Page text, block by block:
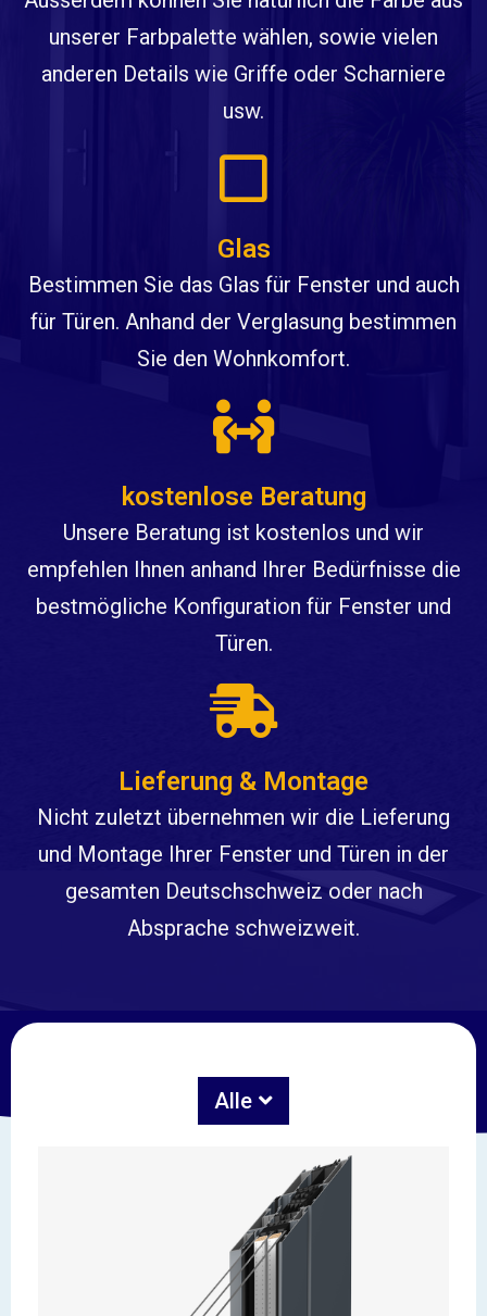
unserer Farbpalette wählen, sowie vielen
anderen Details wie Griffe oder Scharniere
usw.
Glas
Bestimmen Sie das Glas für Fenster und auch
für Türen. Anhand der Verglasung bestimmen
Sie den Wohnkomfort.
kostenlose Beratung
Unsere Beratung ist kostenlos und wir
empfehlen Ihnen anhand Ihrer Bedürfnisse die
bestmögliche Konfiguration für Fenster und
Türen.
Lieferung & Montage
Nicht zuletzt übernehmen wir die Lieferung
und Montage Ihrer Fenster und Türen in der
gesamten Deutschschweiz oder nach
Absprache schweizweit.
Alle